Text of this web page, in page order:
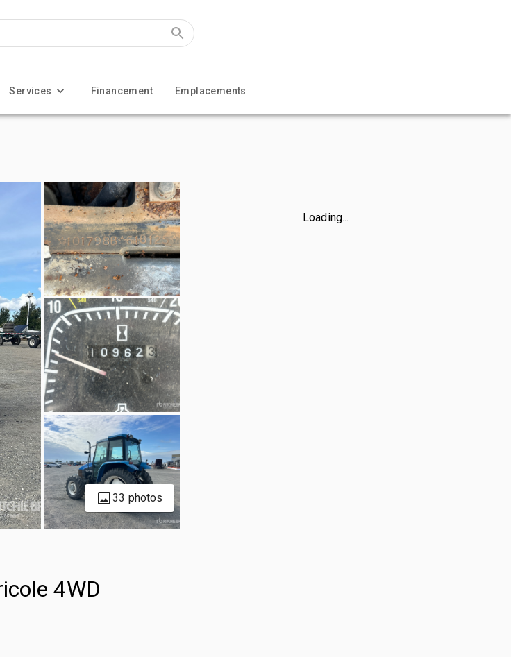
Services Financement Emplacements
33 photos
4WD
Loading...